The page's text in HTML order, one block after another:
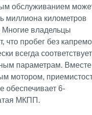
обслуживанием
миллиона километров
Многие владельцы
что пробег без
всегда соответствует
параметрам.
мотором,
обеспечивает 6-
МКПП.